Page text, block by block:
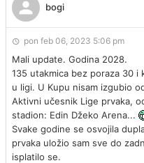
bogi
pon feb 06, 2023 5:06 pm
Mali update. Godina 2028.
135 utakmica bez poraza 30 i
u ligi. U Kupu nisam izgubio
Aktivni učesnik Lige prvaka,
stadion: Edin Džeko Arena...
Svake godine se osvojila
prvaka uložio sam sve do
isplatilo se.